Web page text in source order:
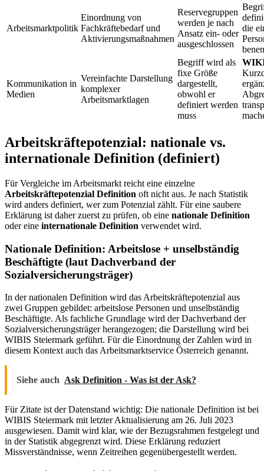
Arbeitsmarktpolitik
Einordnung von
Fachkräftebedarf und
Aktivierungsmaßnahmen
Reservegruppen
werden je nach
Ansatz ein- oder
ausgeschlossen
die
Kommunikation in
Medien
Vereinfachte Darstellung
komplexer
Arbeitsmarktlagen
Begriff wird als
fixe Größe
dargestellt,
obwohl er
definiert werden
muss
Arbeitskräftepotenzial: nationale vs.
internationale Definition (definiert)
Für Vergleiche im Arbeitsmarkt reicht eine einzelne
Arbeitskräftepotenzial Definition oft nicht aus. Je nach Statistik
wird anders definiert, wer zum Potenzial zählt. Für eine saubere
Erklärung ist daher zuerst zu prüfen, ob eine nationale Definition
oder eine internationale Definition verwendet wird.
Nationale Definition: Arbeitslose + unselbständig
Beschäftigte (laut Dachverband der
Sozialversicherungsträger)
In der nationalen Definition wird das Arbeitskräftepotenzial aus
zwei Gruppen gebildet: arbeitslose Personen und unselbständig
Beschäftigte. Als fachliche Grundlage wird der Dachverband der
Sozialversicherungsträger herangezogen; die Darstellung wird bei
WIBIS Steiermark geführt. Für die Einordnung der Zahlen wird in
diesem Kontext auch das Arbeitsmarktservice Österreich genannt.
Siehe auch Ask Definition - Was ist der Ask?
Für Zitate ist der Datenstand wichtig: Die nationale Definition ist bei
WIBIS Steiermark mit letzter Aktualisierung am 26. Juli 2023
ausgewiesen. Damit wird klar, wie der Bezugsrahmen festgelegt und
in der Statistik abgegrenzt wird. Diese Erklärung reduziert
Missverständnisse, wenn Zeitreihen gegenübergestellt werden.